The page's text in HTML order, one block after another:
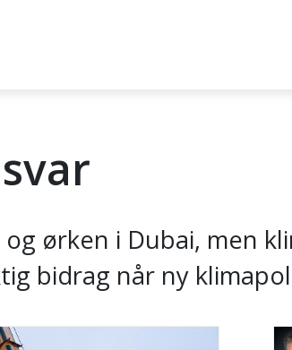
ørken i Dubai, men
bidrag når ny